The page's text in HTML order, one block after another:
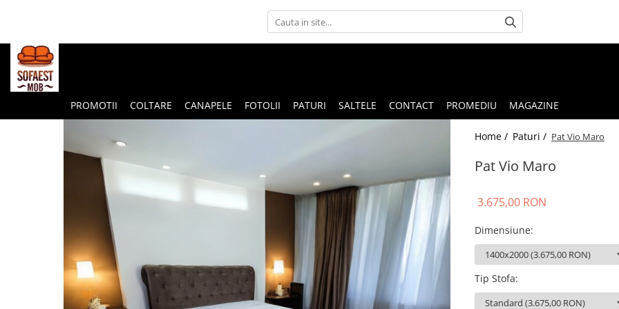
PROMOTII COLTARE CANAPELE FOTOLII PATURI SALTELE CONTACT PROMEDIU MAGAZINE
Home / Paturi / Pat Vio Maro
Pat Vio Maro
3.675,00 RON
Dimensiune:
Tip Stofa: